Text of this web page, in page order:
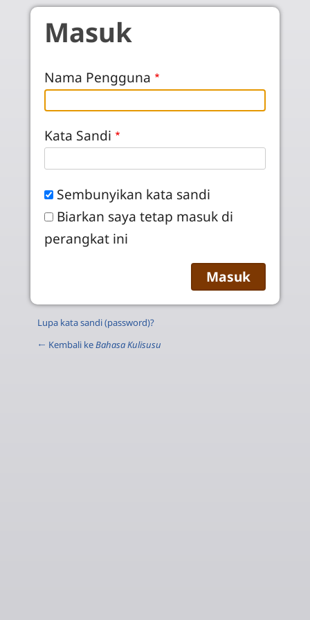
Skip to main content
Masuk
Nama Pengguna
Kata Sandi
Sembunyikan kata sandi
Biarkan saya tetap masuk di
perangkat ini
Lupa kata sandi (password)?
← Kembali keBahasa Kulisusu